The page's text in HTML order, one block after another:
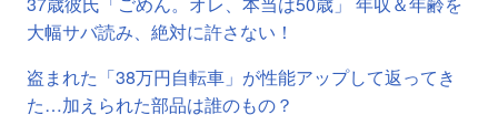
大幅サバ読み、絶対に許さない！
盗まれた「38万円自転車」が性能アップして返ってき
た…加えられた部品は誰のもの？